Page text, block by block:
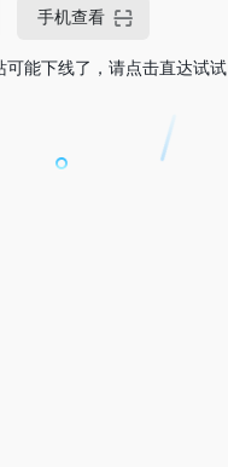
手机查看
可能下线了，请点击直达试试